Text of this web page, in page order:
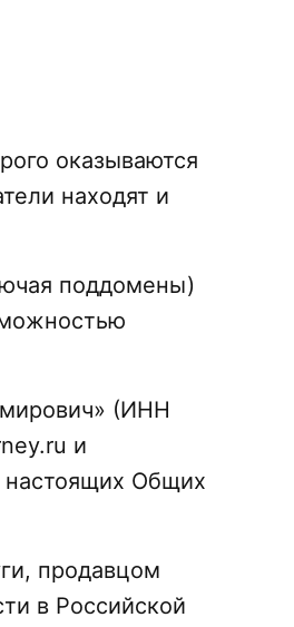
оказываются
находят и
поддомены)
(ИНН
и
настоящих Общих
продавцом
в Российской